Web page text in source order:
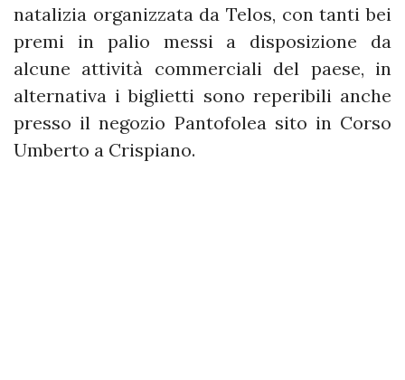
natalizia organizzata da Telos, con tanti bei
premi in palio messi a disposizione da
alcune attività commerciali del paese, in
alternativa i biglietti sono reperibili anche
presso il negozio Pantofolea sito in Corso
Umberto a Crispiano.